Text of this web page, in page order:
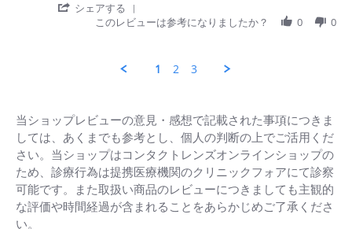
27
か
ほ
ど
は
や
か
っ
た
で
シェアする
Share
27
Jun
2026
このレビューは参考になりましたか？ 0 0
1 2 3
当ショップレビューの意見・感想で記載された事項につきま
しては、あくまでも参考とし、個人の判断の上でご活用くだ
さい。当ショップはコンタクトレンズオンラインショップの
ため、診療行為は提携医療機関のクリニックフォアにて診察
可能です。また取扱い商品のレビューにつきましても主観的
な評価や時間経過が含まれることをあらかじめご了承くださ
い。